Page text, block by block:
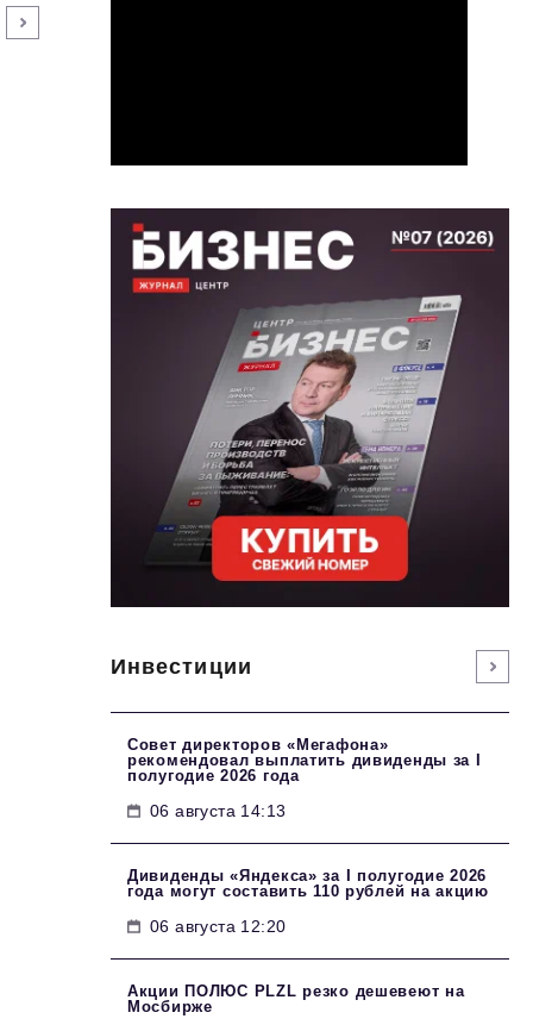
Инвестиции
Совет директоров «Мегафона»
рекомендовал выплатить дивиденды за I
полугодие 2026 года
06 августа 14:13
Дивиденды «Яндекса» за I полугодие 2026
года могут составить 110 рублей на акцию
06 августа 12:20
Акции ПОЛЮС PLZL резко дешевеют на
Мосбирже